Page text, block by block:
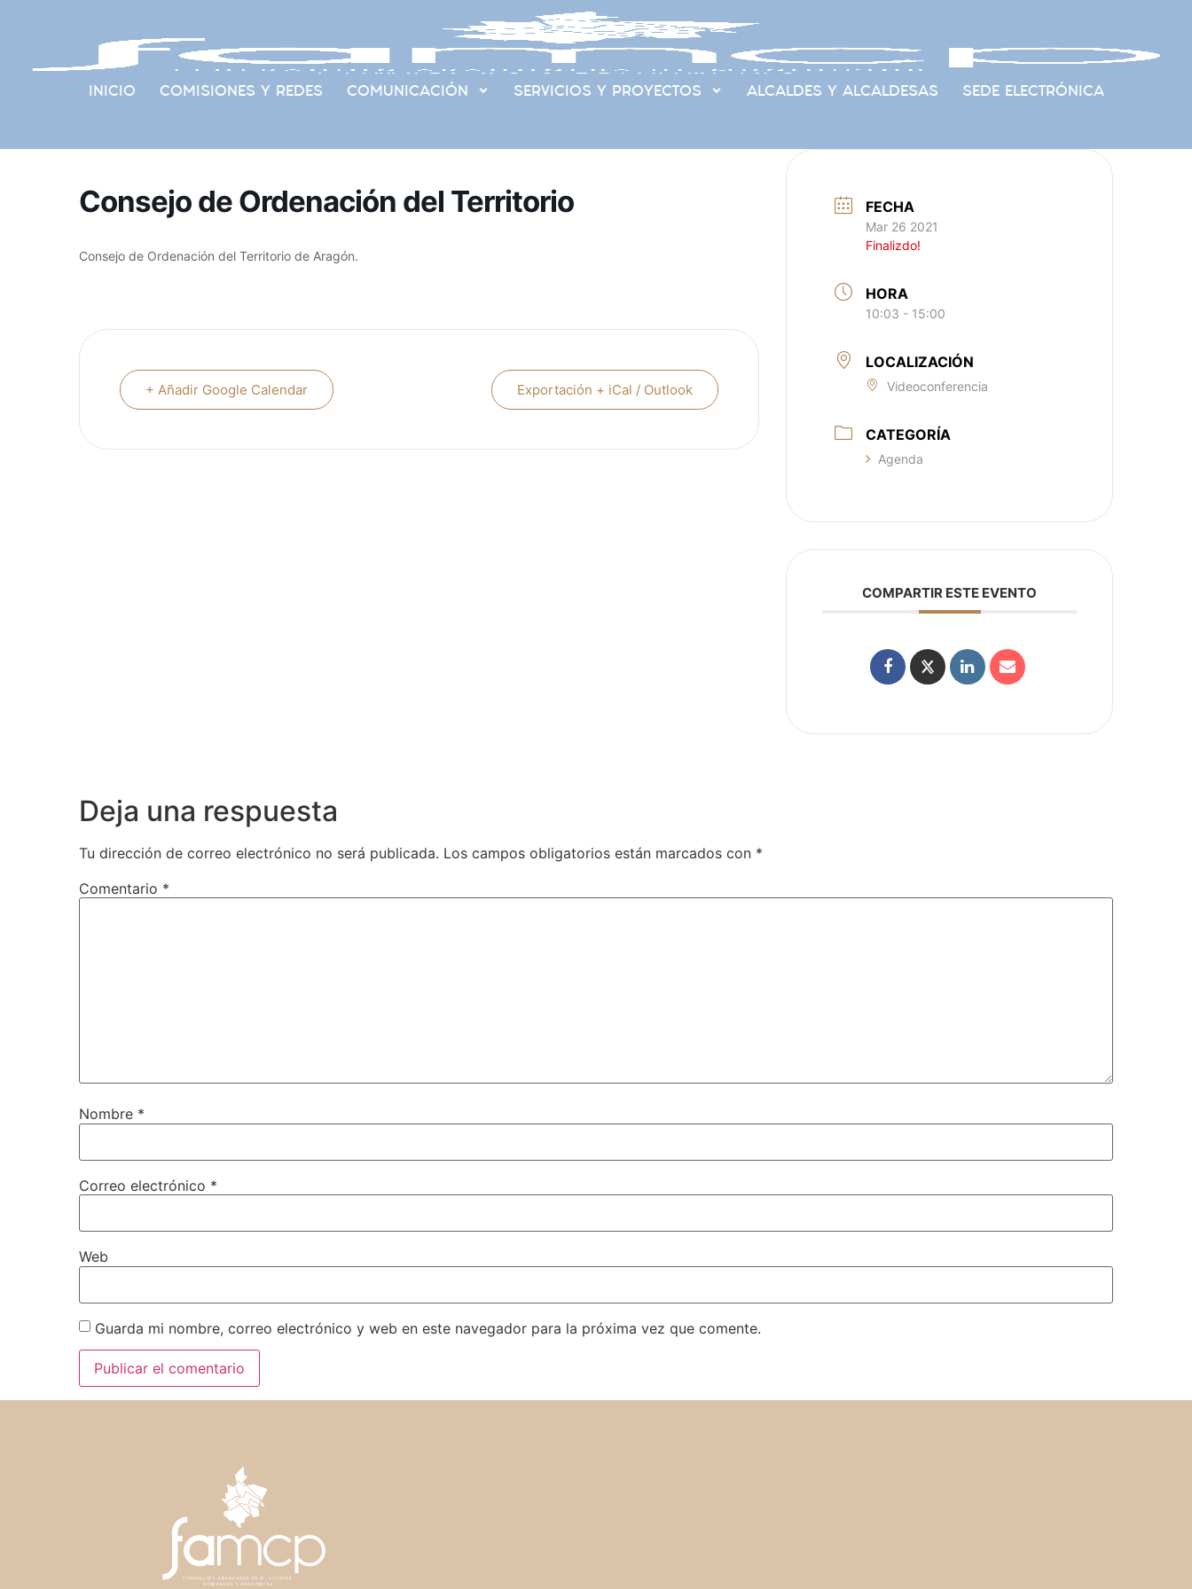
INICIO COMISIONES Y REDES COMUNICACIÓN SERVICIOS Y PROYECTOS ALCALDES Y ALCALDESAS SEDE ELECTRÓNICA
Consejo de Ordenación del Territorio
Consejo de Ordenación del Territorio de Aragón.
+ Añadir Google Calendar Exportación + iCal / Outlook
FECHA
Mar 26 2021
Finalizdo!
HORA
10:03 - 15:00
LOCALIZACIÓN
Videoconferencia
CATEGORÍA
Agenda
COMPARTIR ESTE EVENTO
Deja una respuesta
Tu dirección de correo electrónico no será publicada. Los campos obligatorios están marcados con *
Comentario *
Nombre *
Correo electrónico *
Web
Guarda mi nombre, correo electrónico y web en este navegador para la próxima vez que comente.